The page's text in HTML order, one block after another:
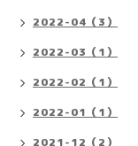
2022-04（3）
2022-03（1）
2022-02（1）
2022-01（1）
2021-12（2）